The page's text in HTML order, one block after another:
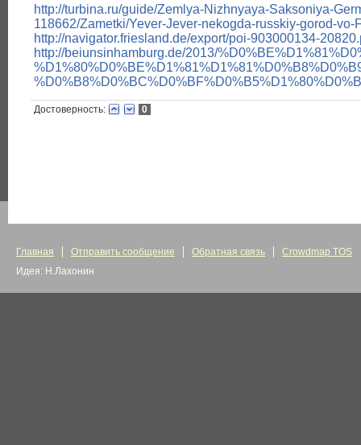
http://turbina.ru/guide/Zemlya-Nizhnyaya-Saksoniya-
118662/Zametki/Yever-Jever-nekogda-russkiy-gorod-vo-
http://navigator.friesland.de/export/poi-903000134-
http://beiunsinhamburg.de/2013/
Достоверность: 0
Главная Отправить сообщение Обратная связь
Crowdmap TOS
Идея: Н.Лахонин